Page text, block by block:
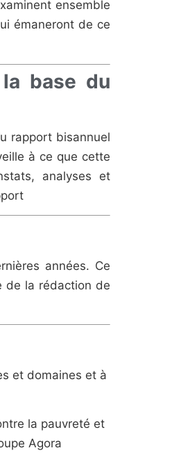
ensemble
émaneront de ce
base du
rapport bisannuel
à ce que cette
analyses et
années. Ce
de la rédaction de
et domaines et à
la pauvreté et
Agora